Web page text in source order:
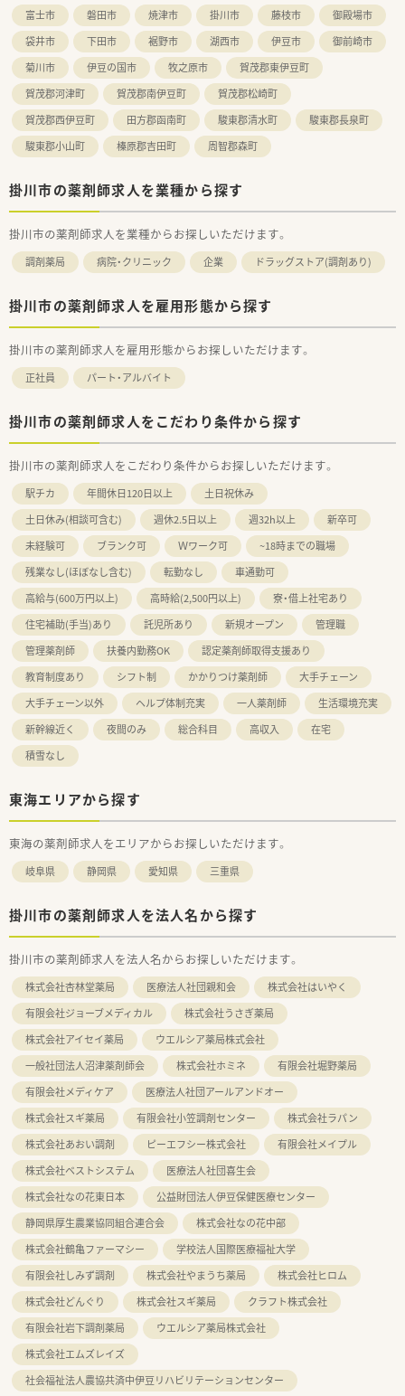
＼＼充実の設備／／
■最新調剤機器の完備！安心して対人業務に臨める環境づくりを
しています。
＼＼福利厚生・手当の充実／／
■役職手当・資格手当・家族手当・住宅手当・通勤手当・時間外手
当・車両手当・遅番手当・エリア外勤務者住居費特別負担（30,000
円）他、多数の手当があり安心してご勤務いただけます。
■医師を招いての社内セミナーや、「調剤研修センター」での実
＼＼薬局情報／／
■処方箋は1日あたり30～40枚ほど！
■在勤の薬剤師様は4～5名で、常に複数名体制の環境です！
富士市 磐田市 焼津市 掛川市 藤枝市
御殿場市
袋井市
下田市 裾野市 湖西市 伊豆市
御前崎市
菊川市
伊豆の国市 牧之原市
賀茂郡東伊豆町
賀茂郡河津町
賀茂郡南伊豆町
賀茂郡松崎町
賀茂郡西伊豆町
田方郡函南町 駿東郡清水町
駿東郡長泉町
駿東郡小山町
榛原郡吉田町 周智郡森町
掛川市の薬剤師求人を業種から探す
掛川市の薬剤師求人を業種からお探しいただけます。
調剤薬局 病院・クリニック 企業 ドラッグストア(調剤あり)
掛川市の薬剤師求人を雇用形態から探す
掛川市の薬剤師求人を雇用形態からお探しいただけます。
正社員 パート・アルバイト
掛川市の薬剤師求人をこだわり条件から探す
掛川市の薬剤師求人をこだわり条件からお探しいただけます。
駅チカ 年間休日120日以上
土日祝休み
土日休み(相談可含む)
週休2.5日以上 週32h以上
新卒可
未経験可
ブランク可 Ｗワーク可
~18時までの職場
残業なし(ほぼなし含む)
転勤なし
車通勤可
高給与(600万円以上)
高時給(2,500円以上)
寮・借上社宅あり
住宅補助(手当)あり
託児所あり 新規オープン
管理職
管理薬剤師
扶養内勤務OK
認定薬剤師取得支援あり
教育制度あり
シフト制 かかりつけ薬剤師
大手チェーン
大手チェーン以外
ヘルプ体制充実 一人薬剤師
生活環境充実
新幹線近く
夜間のみ 総合科目 高収入
在宅
積雪なし
東海エリアから探す
東海の薬剤師求人をエリアからお探しいただけます。
岐阜県 静岡県 愛知県 三重県
掛川市の薬剤師求人を法人名から探す
掛川市の薬剤師求人を法人名からお探しいただけます。
株式会社杏林堂薬局 医療法人社団親和会
株式会社はいやく
有限会社ジョーブメディカル
株式会社うさぎ薬局
株式会社アイセイ薬局
ウエルシア薬局株式会社
一般社団法人沼津薬剤師会
株式会社ホミネ
有限会社堀野薬局
有限会社メディケア
医療法人社団アールアンドオー
株式会社スギ薬局
有限会社小笠調剤センター
株式会社ラパン
株式会社あおい調剤
ピーエフシー株式会社
有限会社メイプル
株式会社ベストシステム
医療法人社団喜生会
株式会社なの花東日本
公益財団法人伊豆保健医療センター
静岡県厚生農業協同組合連合会
株式会社なの花中部
株式会社鶴亀ファーマシー
学校法人国際医療福祉大学
有限会社しみず調剤
株式会社やまうち薬局
株式会社ヒロム
株式会社どんぐり
株式会社スギ薬局
クラフト株式会社
有限会社岩下調剤薬局
ウエルシア薬局株式会社
株式会社エムズレイズ
社会福祉法人農協共済中伊豆リハビリテーションセンター